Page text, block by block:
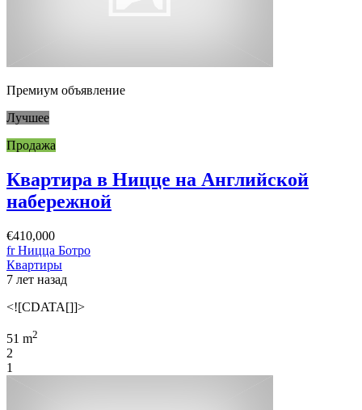
Премиум объявление
Лучшее
Продажа
Квартира в Ницце на Английской
набережной
€410,000
fr Ницца Ботро
Квартиры
7 лет назад
<![CDATA[]]>
51 m2
2
1